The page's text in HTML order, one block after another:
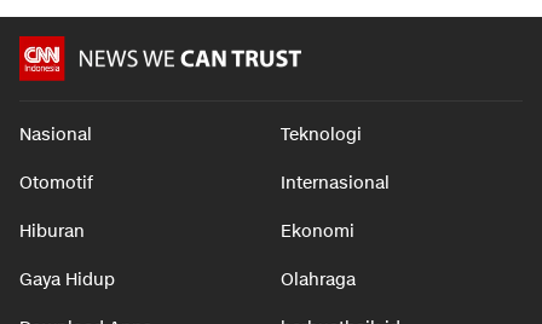
Nasional Teknologi
Otomotif Internasional
Hiburan Ekonomi
Gaya Hidup Olahraga